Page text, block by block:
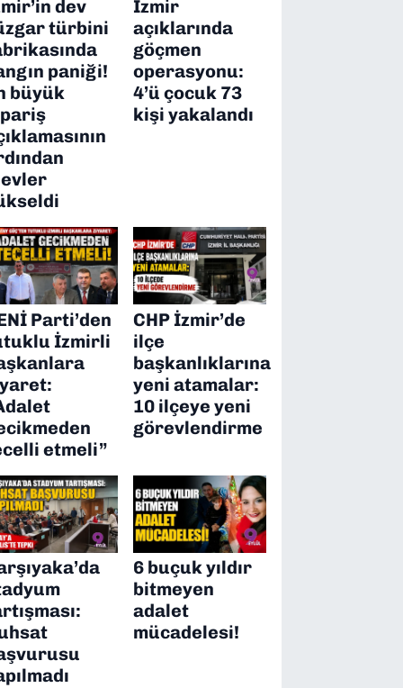
dev
türbini
paniği!
büyük
İzmir
açıklarında
göçmen
operasyonu:
4’ü çocuk 73
kişi yakalandı
Parti’den
İzmirli
etmeli”
CHP İzmir’de
ilçe
başkanlıklarına
yeni atamalar:
10 ilçeye yeni
görevlendirme
6 buçuk yıldır
bitmeyen
adalet
mücadelesi!